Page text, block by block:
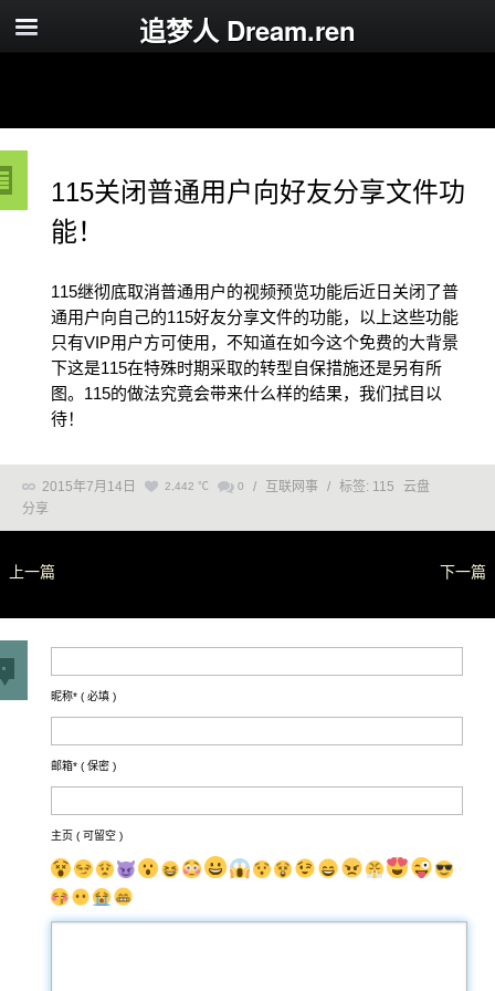
追梦人 Dream.ren
115关闭普通用户向好友分享文件功
能！
115继彻底取消普通用户的视频预览功能后近日关闭了普
通用户向自己的115好友分享文件的功能，以上这些功能
只有VIP用户方可使用，不知道在如今这个免费的大背景
下这是115在特殊时期采取的转型自保措施还是另有所
图。115的做法究竟会带来什么样的结果，我们拭目以
待！
2015年7月14日 2,442 ℃ 0 / 互联网事 / 标签: 115
云盘
分享
上一篇 下一篇
昵称* ( 必填 )
邮箱* ( 保密 )
主页 ( 可留空 )